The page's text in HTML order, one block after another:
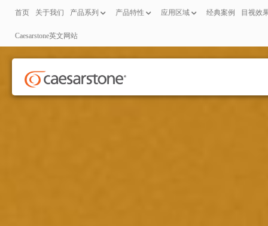
首页 关于我们 产品系列 产品特性 应用区域 经典案例 目视效
Caesarstone英文网站